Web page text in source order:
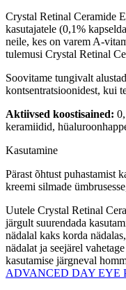
Crystal Retinal Ceramide
kasutajatele (0,1%
neile, kes on varem A-
tulemusi Crystal Retinal
Soovitame tungivalt
kontsentratsioonidest, kui
Aktiivsed koostisained:
keramiidid,
Kasutamine
Pärast õhtust puhastamist
kreemi silmade
Uutele Crystal Retinal
järgult suurendada
nädalal kaks korda
nädalat ja seejärel
kasutamise järgneval
ADVANCED DAY EYE